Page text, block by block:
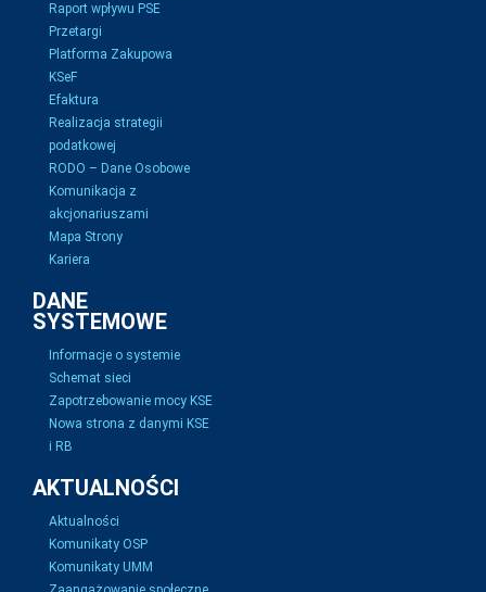
Raport wpływu PSE
Przetargi
Platforma Zakupowa
KSeF
Efaktura
Realizacja strategii
podatkowej
RODO – Dane Osobowe
Komunikacja z
akcjonariuszami
Mapa Strony
Kariera
DANE
SYSTEMOWE
Informacje o systemie
Schemat sieci
Zapotrzebowanie mocy KSE
Nowa strona z danymi KSE
i RB
AKTUALNOŚCI
Aktualności
Komunikaty OSP
Komunikaty UMM